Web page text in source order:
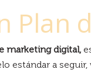
Plan
marketing digital,
estándar a